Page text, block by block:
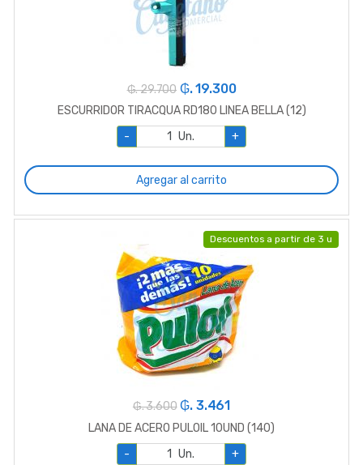
₲. 29.700 ₲. 19.300
ESCURRIDOR TIRACQUA RD180 LINEA BELLA (12)
-
Un. +
Agregar al carrito
Descuentos a partir de 3 u
₲. 3.600 ₲. 3.461
LANA DE ACERO PULOIL 10UND (140)
-
Un. +